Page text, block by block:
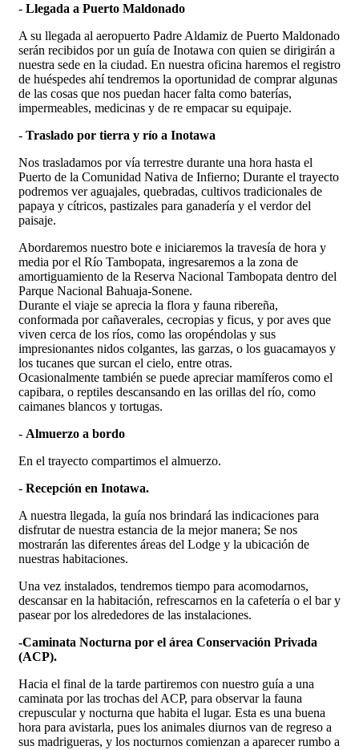
- Llegada a Puerto Maldonado
A su llegada al aeropuerto Padre Aldamiz de Puerto Maldonado
serán recibidos por un guía de Inotawa con quien se dirigirán a
nuestra sede en la ciudad. En nuestra oficina haremos el registro
de huéspedes ahí tendremos la oportunidad de comprar algunas
de las cosas que nos puedan hacer falta como baterías,
impermeables, medicinas y de re empacar su equipaje.
- Traslado por tierra y río a Inotawa
Nos trasladamos por vía terrestre durante una hora hasta el
Puerto de la Comunidad Nativa de Infierno; Durante el trayecto
podremos ver aguajales, quebradas, cultivos tradicionales de
papaya y cítricos, pastizales para ganadería y el verdor del
paisaje.
Abordaremos nuestro bote e iniciaremos la travesía de hora y
media por el Río Tambopata, ingresaremos a la zona de
amortiguamiento de la Reserva Nacional Tambopata dentro del
Parque Nacional Bahuaja-Sonene.
Durante el viaje se aprecia la flora y fauna ribereña,
conformada por cañaverales, cecropias y ficus, y por aves que
viven cerca de los ríos, como las oropéndolas y sus
impresionantes nidos colgantes, las garzas, o los guacamayos y
los tucanes que surcan el cielo, entre otras.
Ocasionalmente también se puede apreciar mamíferos como el
capibara, o reptiles descansando en las orillas del río, como
caimanes blancos y tortugas.
- Almuerzo a bordo
En el trayecto compartimos el almuerzo.
- Recepción en Inotawa.
A nuestra llegada, la guía nos brindará las indicaciones para
disfrutar de nuestra estancia de la mejor manera; Se nos
mostrarán las diferentes áreas del Lodge y la ubicación de
nuestras habitaciones.
Una vez instalados, tendremos tiempo para acomodarnos,
descansar en la habitación, refrescarnos en la cafetería o el bar y
pasear por los alrededores de las instalaciones.
-Caminata Nocturna por el área Conservación Privada
(ACP).
Hacia el final de la tarde partiremos con nuestro guía a una
caminata por las trochas del ACP, para observar la fauna
crepuscular y nocturna que habita el lugar. Esta es una buena
hora para avistarla, pues los animales diurnos van de regreso a
sus madrigueras, y los nocturnos comienzan a aparecer rumbo a